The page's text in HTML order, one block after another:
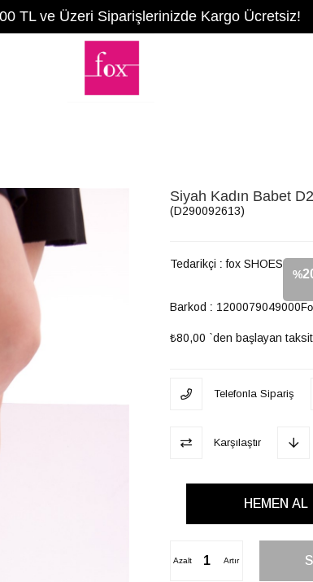
TL ve Üzeri Siparişlerinizde Kargo Ücretsiz!
Siyah Kadın Babet
(D290092613)
Tedarikçi : fox SHOES
%
Barkod : 1200079049000
₺80,00 `den başlayan
Telefonla Sipariş
Karşılaştır
Artır
Azalt